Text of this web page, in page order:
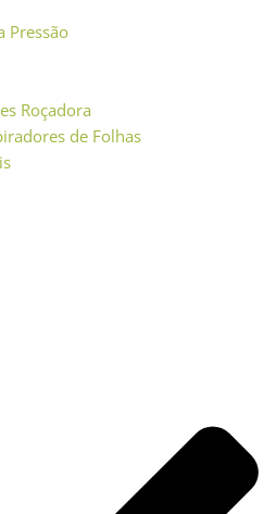
Pressão
Roçadora
de Folhas